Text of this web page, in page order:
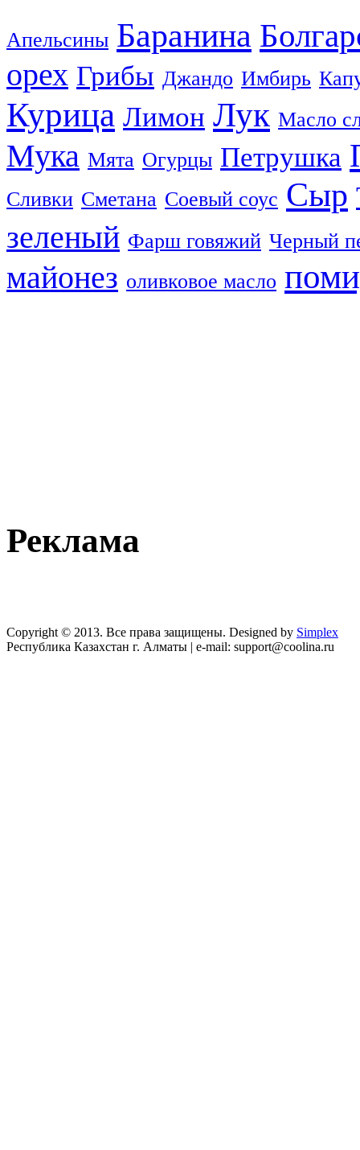
Апельсины Баранина
орех Грибы Джандо Имбирь
Курица Лимон Лук Масло
Мука Мята Огурцы Петрушка
Сливки Сметана Соевый соус Сыр
зеленый Фарш говяжий Черный
майонез оливковое масло
Реклама
Copyright © 2013. Все права защищены. Designed by Simplex
Республика Казахстан г. Алматы | e-mail: support@coolina.ru